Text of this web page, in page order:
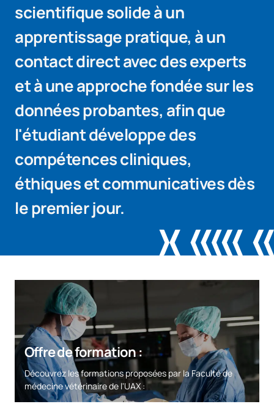
scientifique solide à un
apprentissage pratique, à un
contact direct avec des experts
et à une approche fondée sur les
données probantes, afin que
l'étudiant développe des
compétences cliniques,
éthiques et communicatives dès
le premier jour.
Offre de formation :
Découvrez les formations proposées par la Faculté de
médecine vétérinaire de l'UAX :